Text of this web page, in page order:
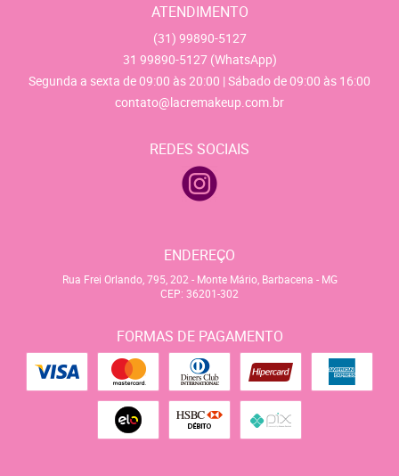
ATENDIMENTO
(31) 99890-5127
31 99890-5127 (WhatsApp)
Segunda a sexta de 09:00 às 20:00 | Sábado de 09:00 às 16:00
contato@lacremakeup.com.br
REDES SOCIAIS
ENDEREÇO
Rua Frei Orlando, 795, 202 - Monte Mário, Barbacena - MG
CEP: 36201-302
FORMAS DE PAGAMENTO